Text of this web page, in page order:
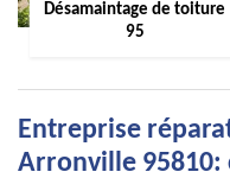
Désamaintage de toiture
95
Entreprise
Arronville 95810: